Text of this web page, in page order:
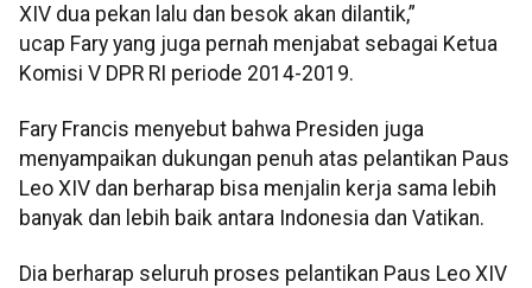
XIV dua pekan lalu dan besok akan dilantik,”
ucap Fary yang juga pernah menjabat sebagai Ketua
Komisi V DPR RI periode 2014-2019.
Fary Francis menyebut bahwa Presiden juga
menyampaikan dukungan penuh atas pelantikan Paus
Leo XIV dan berharap bisa menjalin kerja sama lebih
banyak dan lebih baik antara Indonesia dan Vatikan.
Dia berharap seluruh proses pelantikan Paus Leo XIV